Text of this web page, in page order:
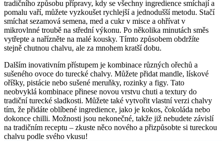
tradičního způsobu přípravy, kdy se všechny ingredience smíchají a
pomalu vaří, můžete vyzkoušet rychlejší a jednodušší metodu. Stačí
smíchat sezamová semena, med a cukr v misce a ohřívat v
mikrovlnné troubě na střední výkonu. Po několika minutách směs
vytřepte a nařízněte na malé kousky. Tímto způsobem obdržíte
stejně chutnou chalvu, ale za mnohem kratší dobu.
Dalším inovativním přístupem je kombinace různých ořechů a
sušeného ovoce do turecké chalvy. Můžete přidat mandle, lískové
oříšky, pistácie nebo sušené meruňky, rozinky a figy. Tato
neobvyklá kombinace přinese novou vrstvu chuti a textury do
tradiční turecké sladkosti. Můžete také vytvořit vlastní verzi chalvy
tím, že přidáte oblíbené ingredience, jako je kokos, čokoláda nebo
dokonce chilli. Možnosti jsou nekonečné, takže již nebudete závislí
na tradičním receptu – zkuste něco nového a přizpůsobte si tureckou
chalvu podle svého vkusu!